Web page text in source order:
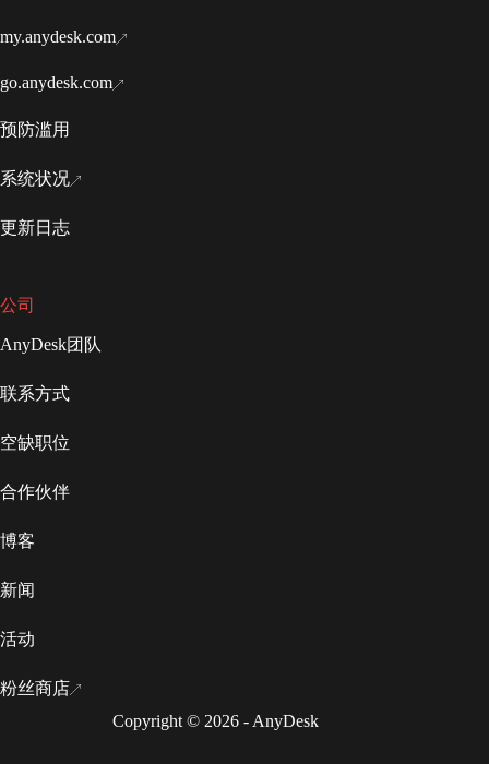
my.anydesk.com
go.anydesk.com
预防滥用
系统状况
更新日志
公司
AnyDesk团队
联系方式
空缺职位
合作伙伴
博客
新闻
活动
粉丝商店
Copyright © 2026 - AnyDesk